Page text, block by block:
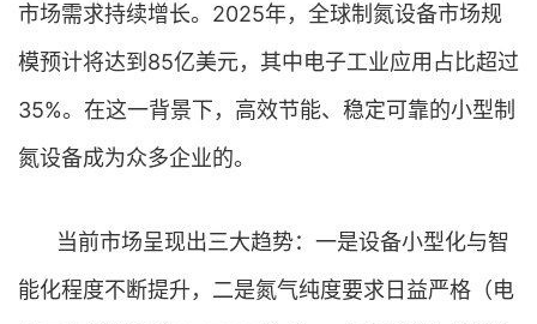
市场需求持续增长。2025年，全球制氮设备市场规
模预计将达到85亿美元，其中电子工业应用占比超过
35%。在这一背景下，高效节能、稳定可靠的小型制
氮设备成为众多企业的。
当前市场呈现出三大趋势：一是设备小型化与智
能化程度不断提升，二是氮气纯度要求日益严格（电